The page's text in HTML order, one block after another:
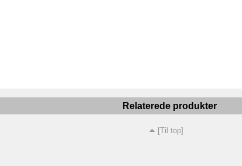
Relaterede produkter
[Til top]